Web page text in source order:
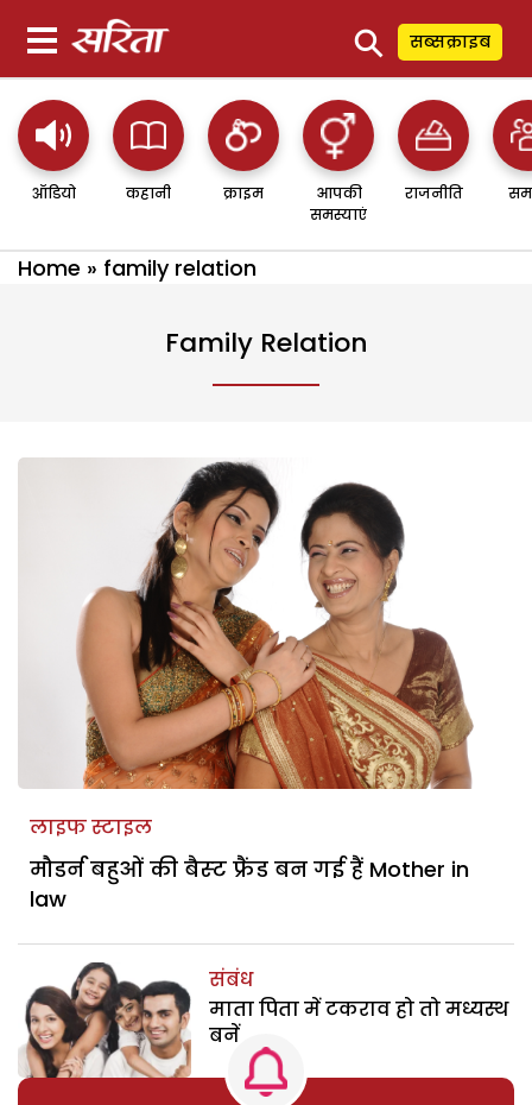
⚲ सब्सक्राइब
ऑडियो कहानी क्राइम
आपकी
समस्याएं
राजनीति
Home » family relation
Family Relation
लाइफ स्टाइल
मौडर्न बहुओं की बैस्‍ट फ्रैंड बन गई हैं Mother in
law
संबंध
माता पिता में टकराव हो तो मध्यस्थ
बनें